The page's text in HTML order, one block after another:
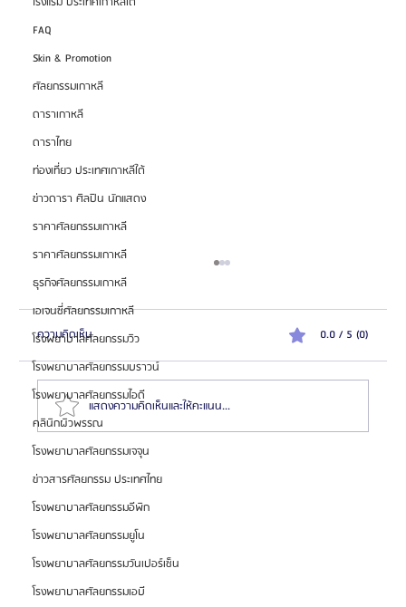
FAQ
Skin & Promotion
ศัลยกรรมเกาหลี
ดาราเกาหลี
ดาราไทย
ท่องเที่ยว ประเทศเกาหลีใต้
ข่าวดารา ศิลปิน นักแสดง
ราคาศัลยกรรมเกาหลี
ราคาศัลยกรรมเกาหลี
ธุรกิจศัลยกรรมเกาหลี
เอเจนซี่ศัลยกรรมเกาหลี
โรงพยาบาลศัลยกรรมวิว
โรงพยาบาลศัลยกรรมบราวน์
โรงพยาบาลศัลยกรรมไอดี
คลินิกผิวพรรณ
โรงพยาบาลศัลยกรรมเจจุน
ข่าวสารศัลยกรรม ประเทศไทย
โรงพยาบาลศัลยกรรมอีพิก
โรงพยาบาลศัลยกรรมยูโน
โรงพยาบาลศัลยกรรมวันเปอร์เซ็น
โรงพยาบาลศัลยกรรมเอบี
แนะนำศัลยแพทย์ : ดร. คิม ฮโยฮอน (Dr. Kim
Hyoheon)
ความคิดเห็น 0.0 / 5 (0)
แสดงความคิดเห็นและให้คะแนน...